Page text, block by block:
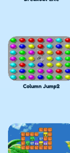
Column Jump2